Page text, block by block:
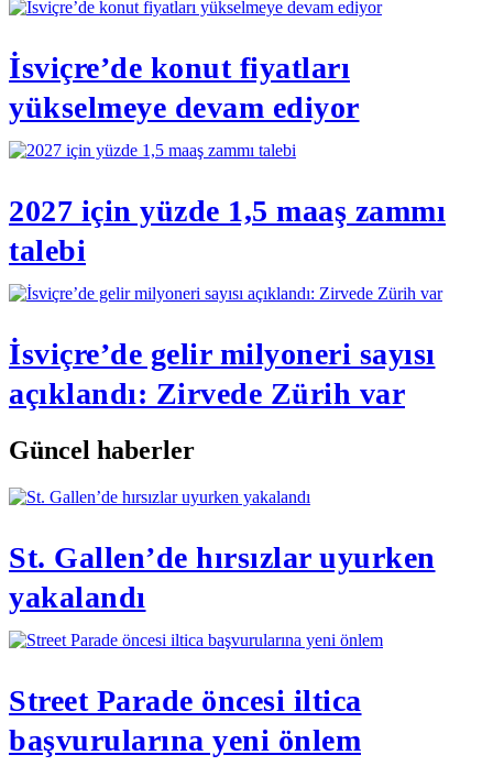
İsviçre’de konut fiyatları
yükselmeye devam ediyor
2027 için yüzde 1,5 maaş zammı
talebi
İsviçre’de gelir milyoneri sayısı
açıklandı: Zirvede Zürih var
Güncel haberler
St. Gallen’de hırsızlar uyurken
yakalandı
Street Parade öncesi iltica
başvurularına yeni önlem